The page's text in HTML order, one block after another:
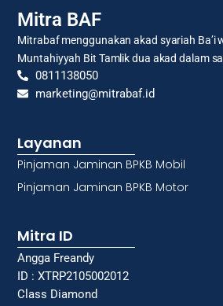
Mitra BAF
Mitrabaf menggunakan akad syariah Ba’i
Muntahiyyah Bit Tamlik dua akad dalam
0811138050
marketing@mitrabaf.id
Layanan
Pinjaman Jaminan BPKB Mobil
Pinjaman Jaminan BPKB Motor
Mitra ID
Angga Freandy
ID : XTRP2105002012
Class Diamond